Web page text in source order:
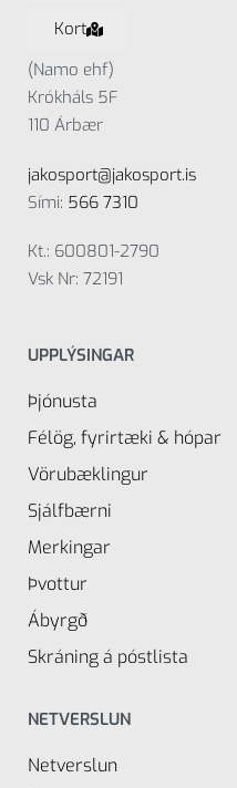
Kort
(Namo ehf)
Krókháls 5F
110 Árbær
jakosport@jakosport.is
Sími: 566 7310
Kt.: 600801-2790
Vsk Nr: 72191
UPPLÝSINGAR
Þjónusta
Félög, fyrirtæki & hópar
Vörubæklingur
Sjálfbærni
Merkingar
Þvottur
Ábyrgð
Skráning á póstlista
NETVERSLUN
Netverslun